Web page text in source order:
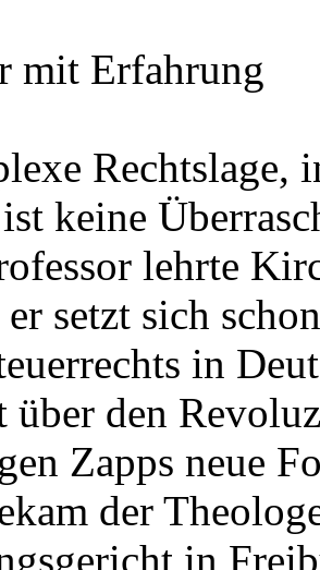
mit Erfahrung
Rechtslage,
keine
lehrte
setzt sich
in
über den
Zapps neue
der
in